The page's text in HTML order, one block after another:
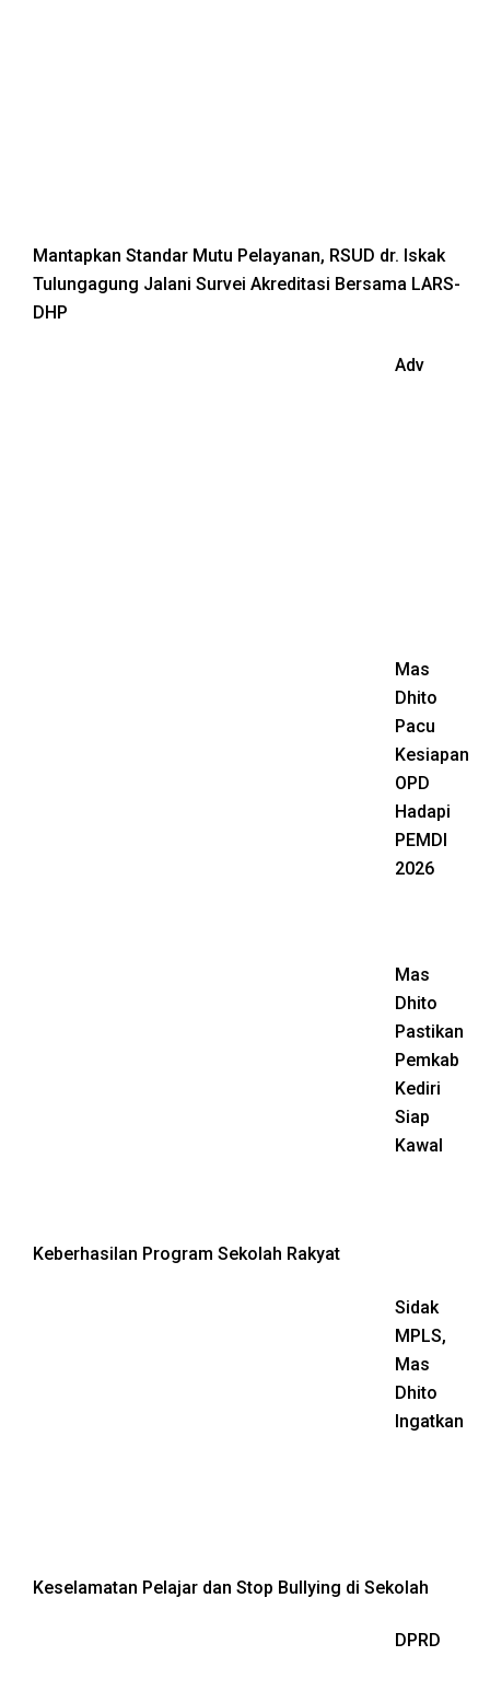
Mantapkan Standar Mutu Pelayanan, RSUD dr. Iskak
Tulungagung Jalani Survei Akreditasi Bersama LARS-
DHP
Adv
Mas
Dhito
Pacu
Kesiapan
OPD
Hadapi
PEMDI
2026
Mas
Dhito
Pastikan
Pemkab
Kediri
Siap
Kawal
Keberhasilan Program Sekolah Rakyat
Sidak
MPLS,
Mas
Dhito
Ingatkan
Keselamatan Pelajar dan Stop Bullying di Sekolah
DPRD